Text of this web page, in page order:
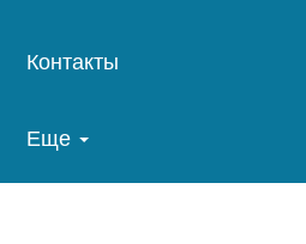
Контакты
Еще